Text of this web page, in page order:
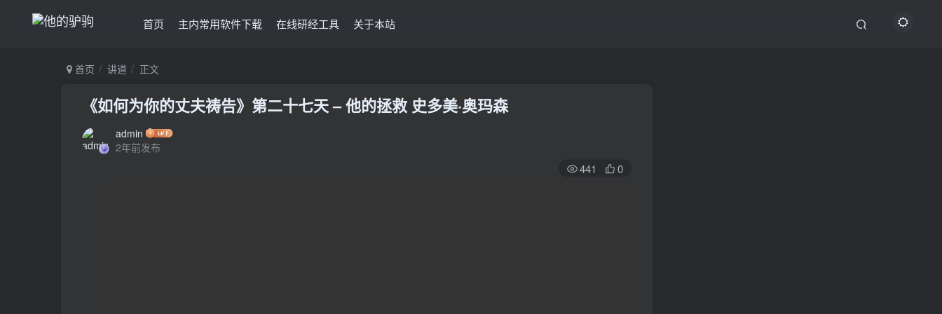
首页 主内常用软件下载 在线研经工具 关于本站
首页 讲道 正文
《如何为你的丈夫祷告》第二十七天 – 他的拯救 史多美·奥玛森
admin
2年前发布
441 0